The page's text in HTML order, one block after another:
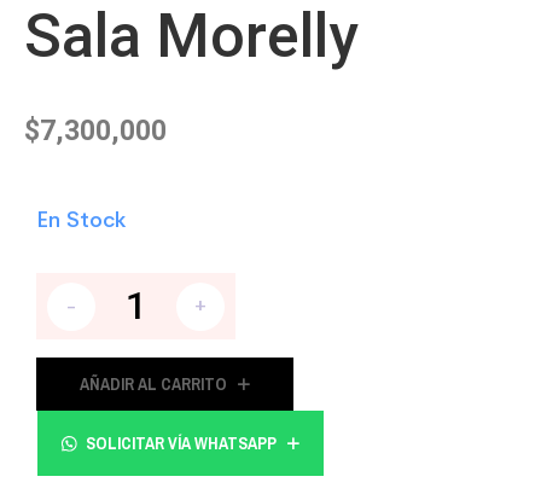
Sala Morelly
$7,300,000
En Stock
- +
AÑADIR AL CARRITO
SOLICITAR VÍA WHATSAPP